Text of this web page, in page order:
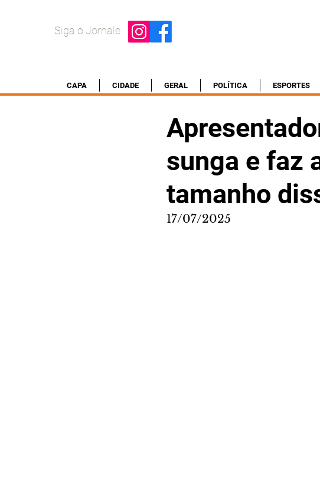
Siga o Jornale
CAPA CIDADE GERAL POLÍTICA ESPORTES
sunga e faz
tamanho
17/07/2025